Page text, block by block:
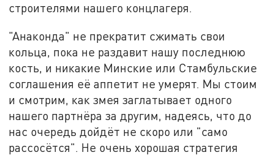
строителями нашего концлагеря.
"Анаконда" не прекратит сжимать свои
кольца, пока не раздавит нашу последнюю
кость, и никакие Минские или Стамбульские
соглашения её аппетит не умерят. Мы стоим
и смотрим, как змея заглатывает одного
нашего партнёра за другим, надеясь, что до
нас очередь дойдёт не скоро или "само
рассосётся". Не очень хорошая стратегия